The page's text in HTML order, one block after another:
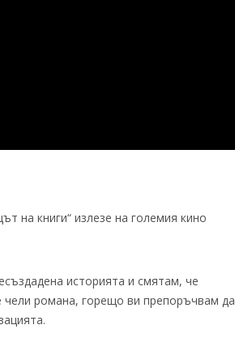
на книги“ излезе на големия кино
историята и смятам, че
чели романа, горещо ви препоръчвам да